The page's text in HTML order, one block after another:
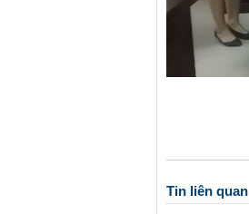
Tin liên quan